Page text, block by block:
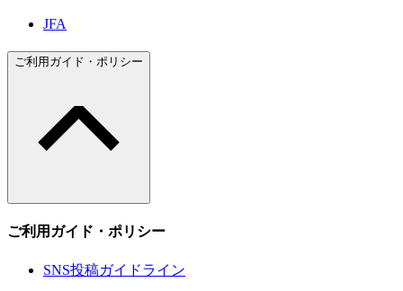
JFA
ご利用ガイド・ポリシー
ご利用ガイド・ポリシー
SNS投稿ガイドライン